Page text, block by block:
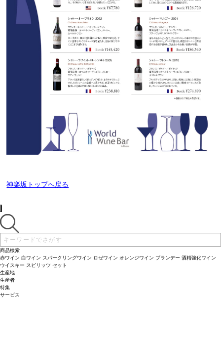
神楽坂トップへ戻る
商品検索
赤ワイン 白ワイン スパークリングワイン ロゼワイン オレンジワイン ブランデー 酒精強化ワイン
ウイスキー スピリッツ セット
生産地
生産者
特集
サービス